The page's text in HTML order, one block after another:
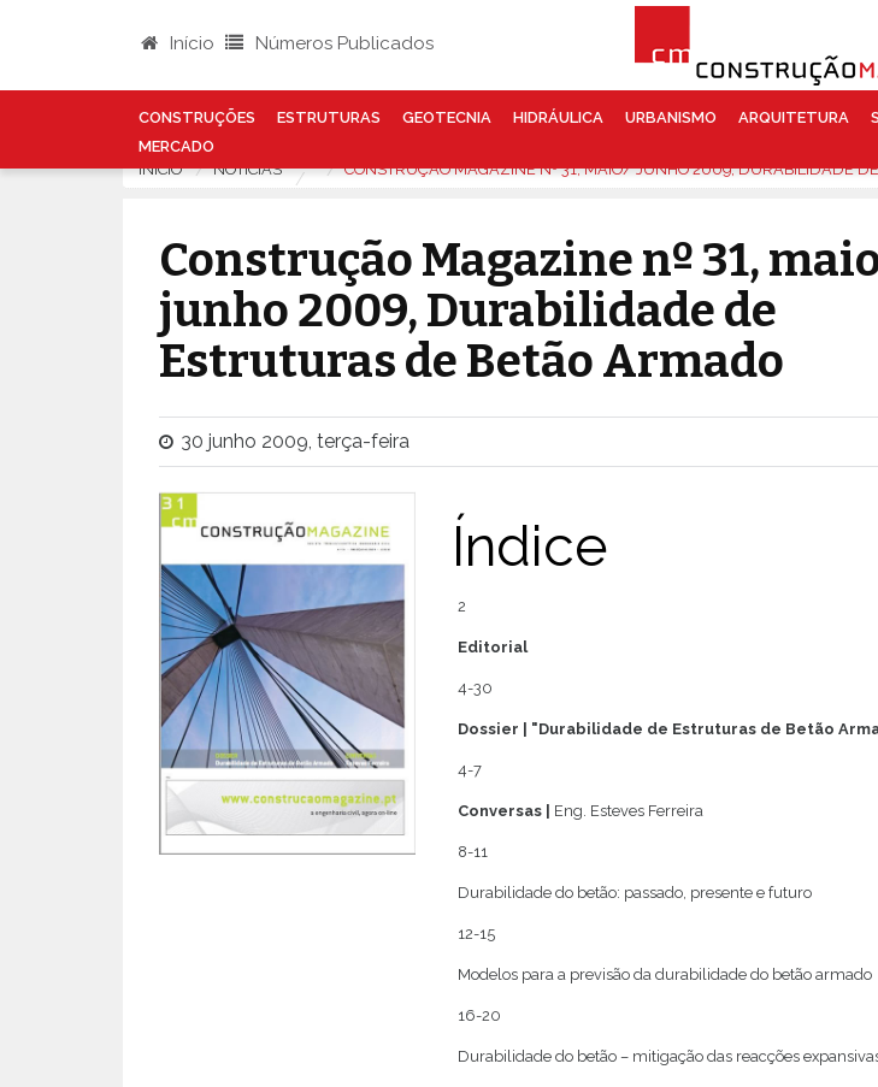
Início Números Publicados
CONSTRUÇÕES ESTRUTURAS GEOTECNIA HIDRÁULICA URBANISMO ARQUITETURA
MERCADO
INÍCIO NOTÍCIAS CONSTRUÇÃO MAGAZINE Nº 31, MAIO/ JUNHO 2009, DURABILIDADE
Construção Magazine nº 31,
junho 2009, Durabilidade de
Estruturas de Betão Armado
30 junho 2009, terça-feira
Índice
2
Editorial
4-30
Dossier | "Durabilidade de Estruturas de Betão
4-7
Conversas | Eng. Esteves Ferreira
8-11
Durabilidade do betão: passado, presente e futuro
12-15
Modelos para a previsão da durabilidade do betão armado
16-20
Durabilidade do betão – mitigação das reacções